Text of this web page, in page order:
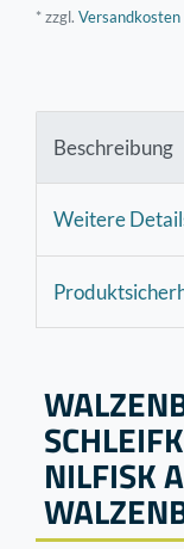
* zzgl. Versandkosten
Beschreibung
Weitere
NILFISK